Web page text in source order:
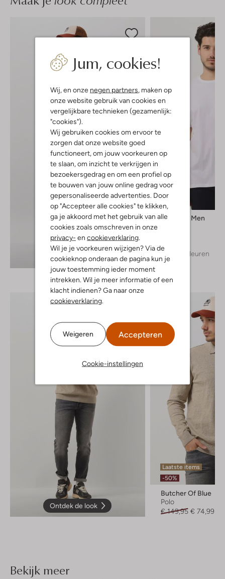
Jum, cookies!
Wij, en onze negen partners , maken op
onze website gebruik van cookies en
vergelijkbare technieken (gezamenlijk:
"cookies").
Wij gebruiken cookies om ervoor te
zorgen dat onze website goed
functioneert, om jouw voorkeuren op
te slaan, om inzicht te verkrijgen in
bezoekersgedrag en om een profiel op
te bouwen van jouw online gedrag voor
gepersonaliseerde advertenties. Door
op "Accepteer alle cookies" te klikken,
ga je akkoord met het gebruik van alle
cookies zoals omschreven in onze
privacy- en cookieverklaring
Wil je je voorkeuren wijzigen? Via de
cookieknop onderaan de pagina kun je
jouw toestemming ieder moment
intrekken. Wil je meer informatie of een
klacht indienen? Ga naar onze
cookieverklaring
Weigeren Accepteren
Cookie-instellingen
Ontdek de look
Selected Men
+ meer kleuren
Ontdek de look
Laatste items
-50%
Butcher Of Blue
Polo
€ 149,95 € 74,99
Bekijk meer